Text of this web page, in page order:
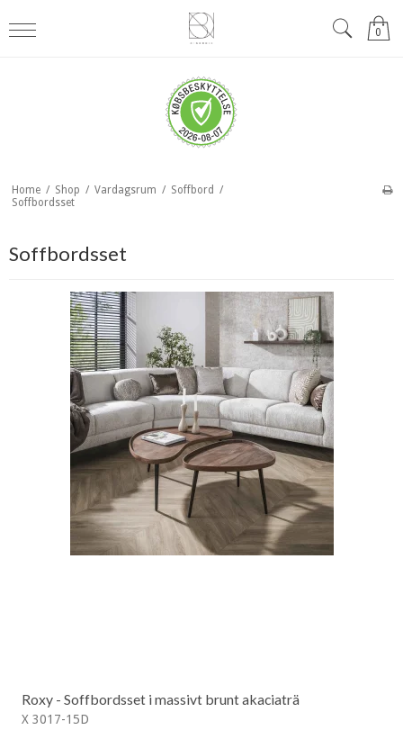
0
Home / Shop / Vardagsrum / Soffbord /
Soffbordsset
Soffbordsset
Roxy - Soffbordsset i massivt brunt akaciaträ
X 3017-15D